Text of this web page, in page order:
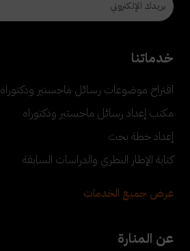
خدماتنا
اقتراح موضوعات رسائل ماجستير ودكتوراه
مكتب إعداد رسائل ماجستير ودكتوراه
إعداد خطة بحث
كتابة الإطار النظري والدراسات السابقة
عرض جميع الخدمات
عن المنارة